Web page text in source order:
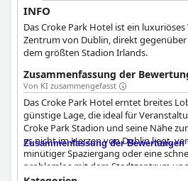
INFO
Das Croke Park Hotel ist ein
Zentrum von Dublin, direkt
dem größten Stadion Irlands.
Zusammenfassung der
Von KI zusammengefasst
Das Croke Park Hotel erntet breites
günstige Lage, die ideal für
Croke Park Stadion und seine Nähe
es nicht im Herzen von Dublin liegt,
minütiger Spaziergang oder eine
problemlos mit dem Stadtzentrum
Zusammenfassung der